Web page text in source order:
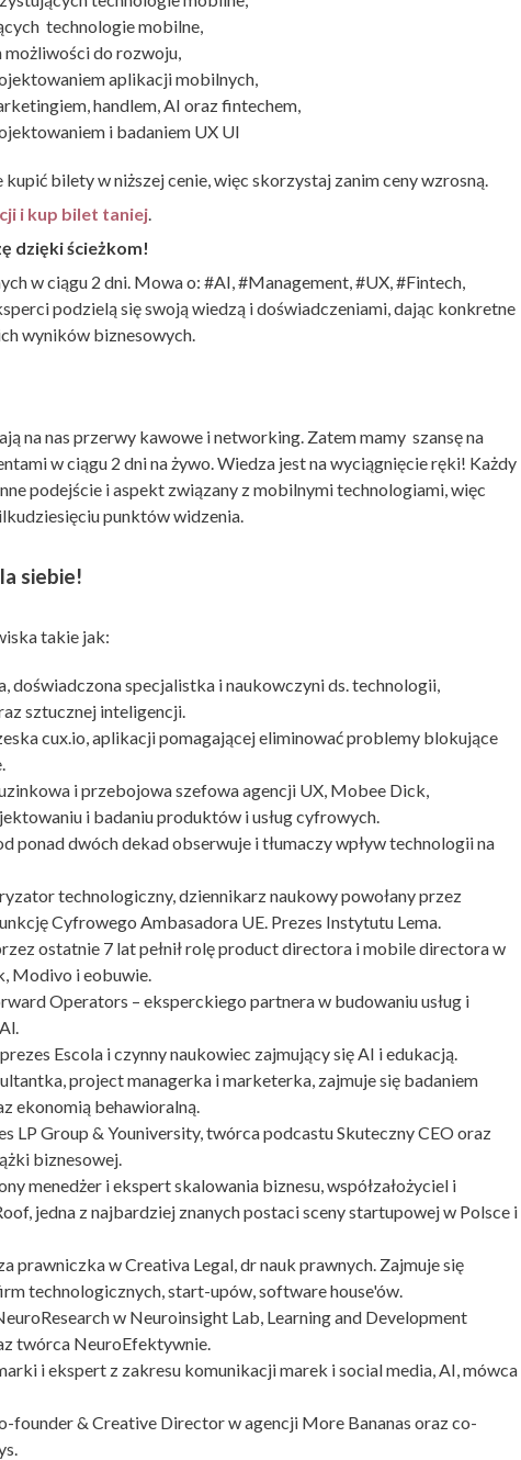
technologie mobilne,
do rozwoju,
aplikacji mobilnych,
handlem, AI oraz fintechem,
i badaniem UX UI
bilety w niższej cenie, więc skorzystaj zanim ceny wzrosną.
i kup bilet taniej.
dzięki ścieżkom!
w ciągu 2 dni. Mowa o: #AI, #Management, #UX, #Fintech,
podzielą się swoją wiedzą i doświadczeniami, dając konkretne
wyników biznesowych.
na nas przerwy kawowe i networking. Zatem mamy szansę na
w ciągu 2 dni na żywo. Wiedza jest na wyciągnięcie ręki! Każdy
podejście i aspekt związany z mobilnymi technologiami, więc
punktów widzenia.
siebie!
takie jak:
doświadczona specjalistka i naukowczyni ds. technologii,
sztucznej inteligencji.
cux.io, aplikacji pomagającej eliminować problemy blokujące
i przebojowa szefowa agencji UX, Mobee Dick,
i badaniu produktów i usług cyfrowych.
ponad dwóch dekad obserwuje i tłumaczy wpływ technologii na
technologiczny, dziennikarz naukowy powołany przez
Cyfrowego Ambasadora UE. Prezes Instytutu Lema.
ostatnie 7 lat pełnił rolę product directora i mobile directora w
Modivo i eobuwie.
Operators – eksperckiego partnera w budowaniu usług i
Escola i czynny naukowiec zajmujący się AI i edukacją.
project managerka i marketerka, zajmuje się badaniem
ekonomią behawioralną.
LP Group & Youniversity, twórca podcastu Skuteczny CEO oraz
biznesowej.
menedżer i ekspert skalowania biznesu, współzałożyciel i
jedna z najbardziej znanych postaci sceny startupowej w Polsce i
prawniczka w Creativa Legal, dr nauk prawnych. Zajmuje się
technologicznych, start-upów, software house'ów.
w Neuroinsight Lab, Learning and Development
twórca NeuroEfektywnie.
i ekspert z zakresu komunikacji marek i social media, AI, mówca
founder & Creative Director w agencji More Bananas oraz co-